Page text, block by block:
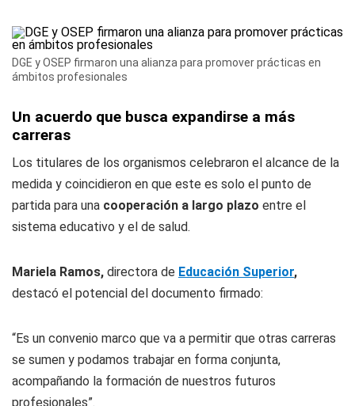
DGE y OSEP firmaron una alianza para promover prácticas en
ámbitos profesionales
Un acuerdo que busca expandirse a más
carreras
Los titulares de los organismos celebraron el alcance de la
medida y coincidieron en que este es solo el punto de
partida para una cooperación a largo plazo entre el
sistema educativo y el de salud.
Mariela Ramos, directora de Educación Superior,
destacó el potencial del documento firmado:
“Es un convenio marco que va a permitir que otras carreras
se sumen y podamos trabajar en forma conjunta,
acompañando la formación de nuestros futuros
profesionales”.